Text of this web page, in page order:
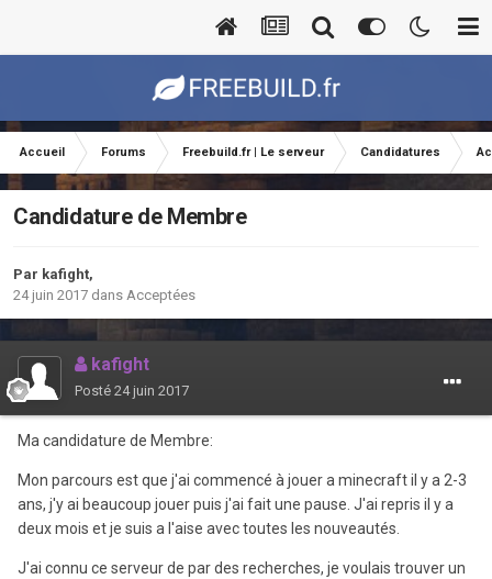
Accueil Forums Freebuild.fr | Le serveur Candidatures
Candidature de Membre
Par kafight,
24 juin 2017 dans Acceptées
kafight
Posté 24 juin 2017
Ma candidature de Membre:
Mon parcours est que j'ai commencé à jouer a minecraft il y a 2-3
ans, j'y ai beaucoup jouer puis j'ai fait une pause. J'ai repris il y a
deux mois et je suis a l'aise avec toutes les nouveautés.
J'ai connu ce serveur de par des recherches, je voulais trouver un